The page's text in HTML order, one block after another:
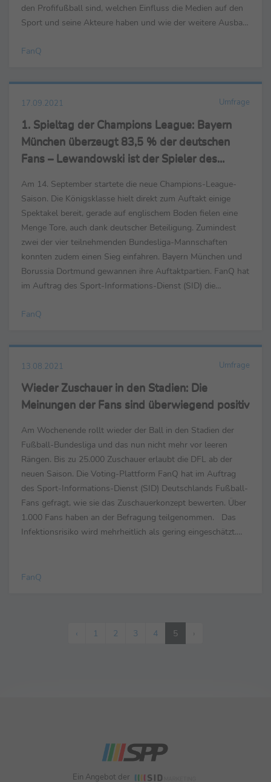
den Profifußball sind, welchen Einfluss die Medien auf den
Sport und seine Akteure haben und wie der weitere Ausbau
FanQ
17.09.2021 Umfrage
1. Spieltag der Champions League: Bayern
München überzeugt 83,5 % der deutschen
Fans – Lewandowski ist der Spieler des
Am 14. September startete die neue Champions-League-
Saison. Die Königsklasse hielt direkt zum Auftakt einige
Spektakel bereit, gerade auf englischem Boden fielen eine
Menge Tore, auch dank deutscher Beteiligung. Zumindest
zwei der vier teilnehmenden Bundesliga-Mannschaften
konnten zudem einen Sieg einfahren. Bayern München und
Borussia Dortmund gewannen ihre Auftaktpartien. FanQ hat
im Auftrag des Sport-Informations-Dienst (SID) die
FanQ
13.08.2021 Umfrage
Wieder Zuschauer in den Stadien: Die
Meinungen der Fans sind überwiegend positiv
Am Wochenende rollt wieder der Ball in den Stadien der
Fußball-Bundesliga und das nun nicht mehr vor leeren
Rängen. Bis zu 25.000 Zuschauer erlaubt die DFL ab der
neuen Saison. Die Voting-Plattform FanQ hat im Auftrag
des Sport-Informations-Dienst (SID) Deutschlands Fußball-
Fans gefragt, wie sie das Zuschauerkonzept bewerten. Über
1.000 Fans haben an der Befragung teilgenommen. Das
Infektionsrisiko wird mehrheitlich als gering eingeschätzt.
FanQ
‹ 1 2 3 4 5 ›
Ein Angebot der